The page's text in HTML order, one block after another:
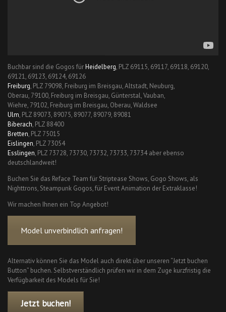
Buchbar sind die Gogos fürHeidelberg, PLZ 69115, 69117, 69118, 69120,
69121, 69123, 69124, 69126
Freiburg, PLZ 79098, Freiburg im Breisgau, Altstadt, Neuburg,
Oberau, 79100, Freiburg im Breisgau, Günterstal, Vauban,
Wiehre, 79102, Freiburg im Breisgau, Oberau, Waldsee
Ulm, PLZ 89073, 89075, 89077, 89079, 89081
Biberach, PLZ 88400
Bretten, PLZ 75015
Eislingen, PLZ 73054
Esslingen, PLZ 73728, 73730, 73732, 73733, 73734 aber ebenso
deutschlandweit!
Buchen Sie das Reface Team für Striptease Shows, Gogo Shows, als
Nighttrons, Steampunk Gogos, für Event Animation der Extraklasse!
Wir machen Ihnen ein Top Angebot!
Model unverbindlich anfragen!
Alternativ können Sie das Model auch direkt über unseren “Jetzt buchen
Button” buchen. Selbstverständlich prüfen wir in dem Zuge kurzfristig die
Verfügbarkeit des Models für Sie!
Jetzt buchen!